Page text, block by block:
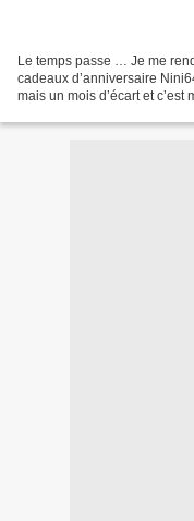
Le temps passe … Je me
cadeaux d’anniversaire
mais un mois d’écart et